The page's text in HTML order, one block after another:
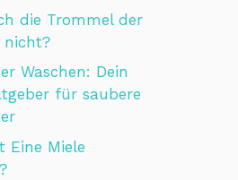
die Trommel der
nicht?
Waschen: Dein
für saubere
Eine Miele